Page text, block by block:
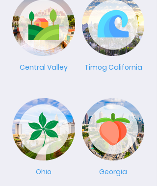
Central Valley Timog California
Ohio Georgia